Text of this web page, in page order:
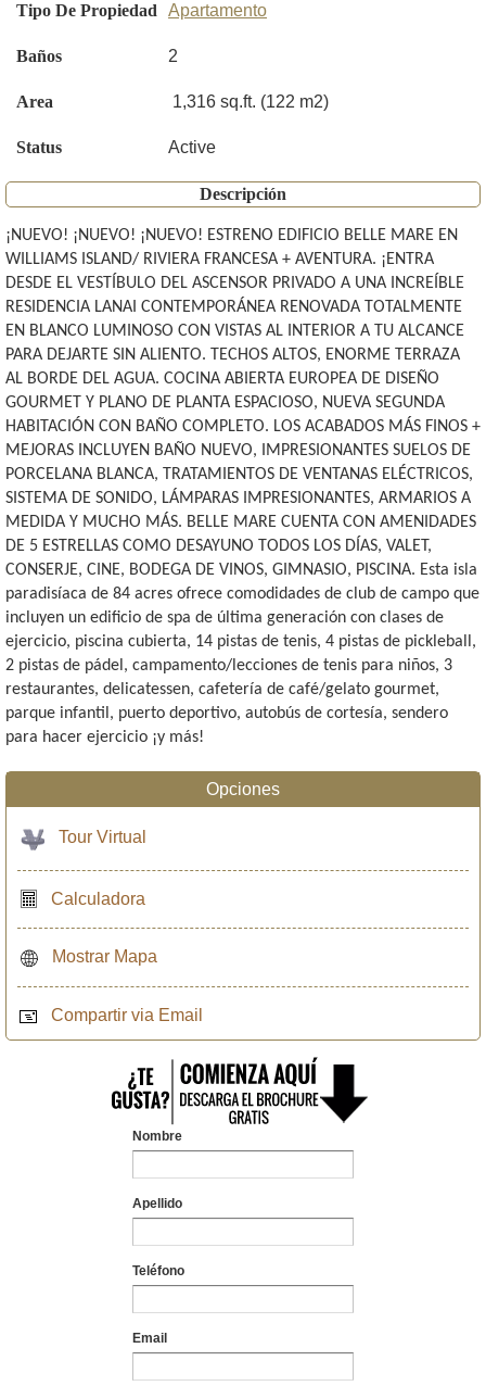
Tipo De Propiedad Apartamento
Baños 2
Area 1,316 sq.ft. (122 m2)
Status Active
Descripción
¡NUEVO! ¡NUEVO! ¡NUEVO! ESTRENO EDIFICIO BELLE MARE EN
WILLIAMS ISLAND/ RIVIERA FRANCESA + AVENTURA. ¡ENTRA
DESDE EL VESTÍBULO DEL ASCENSOR PRIVADO A UNA INCREÍBLE
RESIDENCIA LANAI CONTEMPORÁNEA RENOVADA TOTALMENTE
EN BLANCO LUMINOSO CON VISTAS AL INTERIOR A TU ALCANCE
PARA DEJARTE SIN ALIENTO. TECHOS ALTOS, ENORME TERRAZA
AL BORDE DEL AGUA. COCINA ABIERTA EUROPEA DE DISEÑO
GOURMET Y PLANO DE PLANTA ESPACIOSO, NUEVA SEGUNDA
HABITACIÓN CON BAÑO COMPLETO. LOS ACABADOS MÁS FINOS +
MEJORAS INCLUYEN BAÑO NUEVO, IMPRESIONANTES SUELOS DE
PORCELANA BLANCA, TRATAMIENTOS DE VENTANAS ELÉCTRICOS,
SISTEMA DE SONIDO, LÁMPARAS IMPRESIONANTES, ARMARIOS A
MEDIDA Y MUCHO MÁS. BELLE MARE CUENTA CON AMENIDADES
DE 5 ESTRELLAS COMO DESAYUNO TODOS LOS DÍAS, VALET,
CONSERJE, CINE, BODEGA DE VINOS, GIMNASIO, PISCINA. Esta isla
paradisíaca de 84 acres ofrece comodidades de club de campo que
incluyen un edificio de spa de última generación con clases de
ejercicio, piscina cubierta, 14 pistas de tenis, 4 pistas de pickleball,
2 pistas de pádel, campamento/lecciones de tenis para niños, 3
restaurantes, delicatessen, cafetería de café/gelato gourmet,
parque infantil, puerto deportivo, autobús de cortesía, sendero
para hacer ejercicio ¡y más!
Opciones
Tour Virtual
Calculadora
Mostrar Mapa
Compartir via Email
Nombre
Apellido
Teléfono
Email